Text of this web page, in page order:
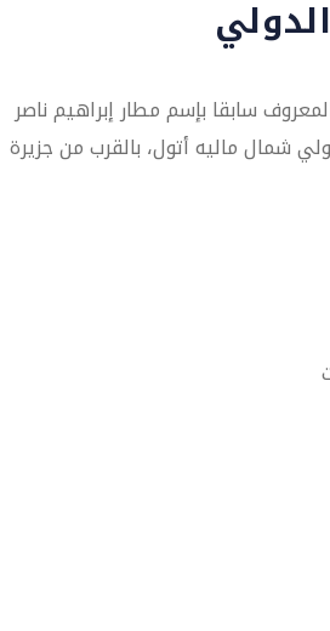
سابقا بإسم مطار إبراهيم ناصر
شمال ماليه أتول، بالقرب من جزيرة